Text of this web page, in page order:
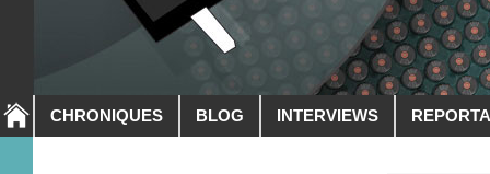
CHRONIQUES BLOG INTERVIEWS